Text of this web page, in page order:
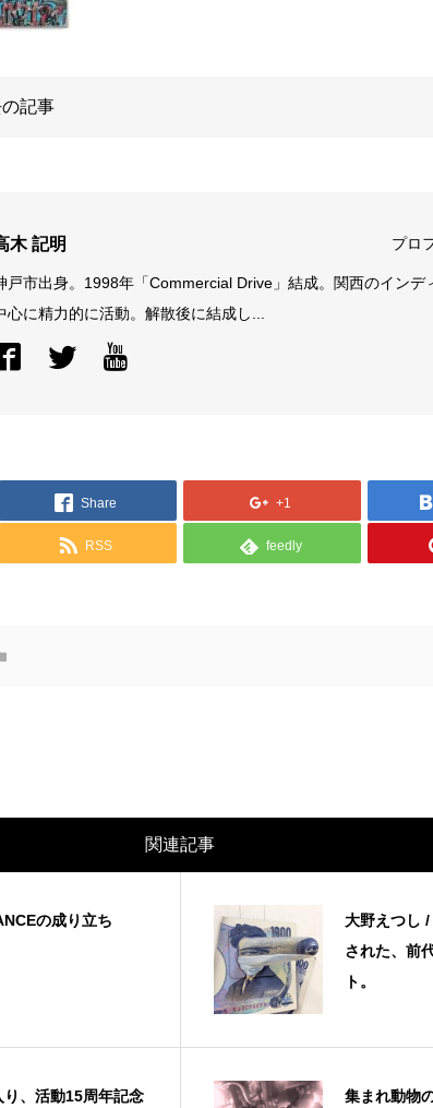
記事
木 記明 プロ
戸市出身。1998年「Commercial Drive」結成。関西のインデ
心に精力的に活動。解散後に結成し...
Share +1
RSS feedly
関連記事
の成り立ち
大野えつし
された、前
ト。
り、活動15周年記念
集まれ動物
き、駆除
映画レビュー ～設定出オチのわ
ん映画「壁の女」～